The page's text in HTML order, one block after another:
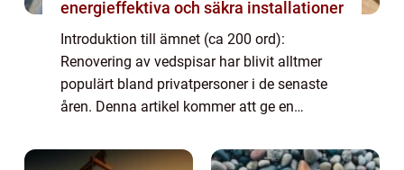
energieffektiva och säkra installationer
Introduktion till ämnet (ca 200 ord):
Renovering av vedspisar har blivit alltmer
populärt bland privatpersoner i de senaste
åren. Denna artikel kommer att ge en
dessa spisar, presentera olika typer och